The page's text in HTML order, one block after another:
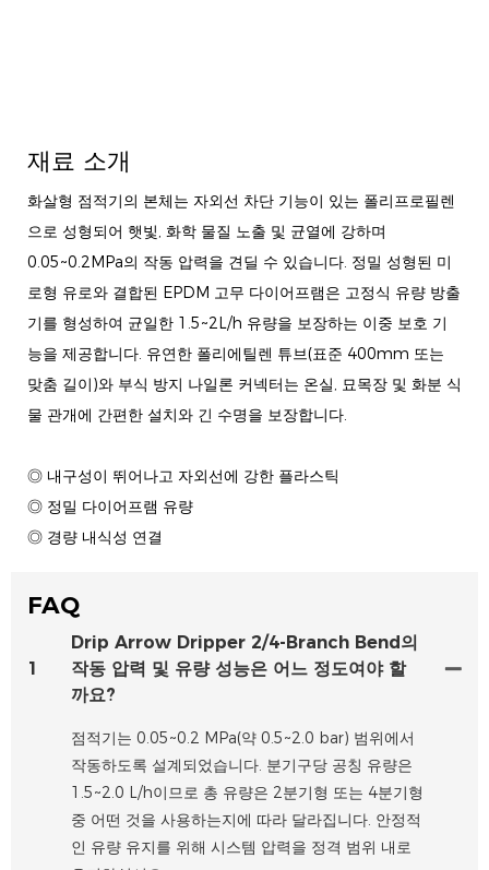
재료 소개
화살형 점적기의 본체는 자외선 차단 기능이 있는 폴리프로필렌
으로 성형되어 햇빛, 화학 물질 노출 및 균열에 강하며
0.05~0.2MPa의 작동 압력을 견딜 수 있습니다. 정밀 성형된 미
로형 유로와 결합된 EPDM 고무 다이어프램은 고정식 유량 방출
기를 형성하여 균일한 1.5~2L/h 유량을 보장하는 이중 보호 기
능을 제공합니다. 유연한 폴리에틸렌 튜브(표준 400mm 또는
맞춤 길이)와 부식 방지 나일론 커넥터는 온실, 묘목장 및 화분 식
물 관개에 간편한 설치와 긴 수명을 보장합니다.
◎ 내구성이 뛰어나고 자외선에 강한 플라스틱
◎ 정밀 다이어프램 유량
◎ 경량 내식성 연결
FAQ
1
Drip Arrow Dripper 2/4-Branch Bend의
작동 압력 및 유량 성능은 어느 정도여야 할
까요?
점적기는 0.05~0.2 MPa(약 0.5~2.0 bar) 범위에서
작동하도록 설계되었습니다. 분기구당 공칭 유량은
1.5~2.0 L/h이므로 총 유량은 2분기형 또는 4분기형
중 어떤 것을 사용하는지에 따라 달라집니다. 안정적
인 유량 유지를 위해 시스템 압력을 정격 범위 내로